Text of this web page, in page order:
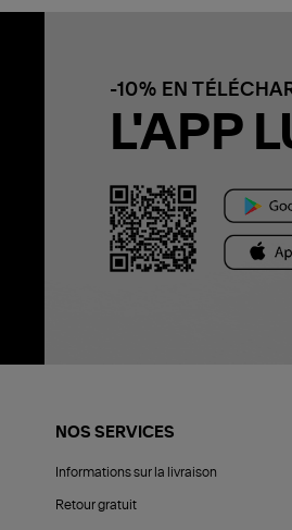
-10% EN
L'APP
NOS SERVICES
Informations sur la livraison
Retour gratuit